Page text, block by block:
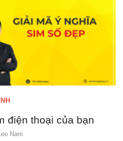
điện thoại của bạn
Nam